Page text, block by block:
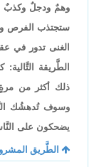
وهمٌ ودجلٌ وكذبٌ
ستجتذب الفرص
الغنى تدور في
الطَّريقة
ذلك أكثر من
وسوف تُدهشُك
يضحكون على
الطَّريق